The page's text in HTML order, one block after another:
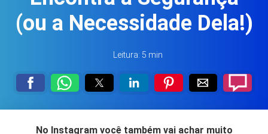
(ou a Necessidade Dela!)
Leitura: 5 min
No Instagram você também vai achar muito